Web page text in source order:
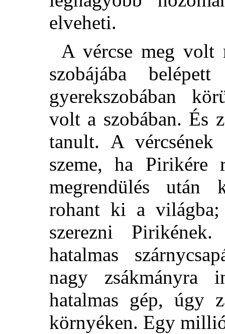
elveheti.
A vércse meg volt
szobájába
gyerekszobában
volt a szobában. És
tanult. A
szeme, ha Pirikére
megrendülés után
rohant ki a világba;
szerezni
hatalmas
nagy
hatalmas gép, úgy
környéken. Egy